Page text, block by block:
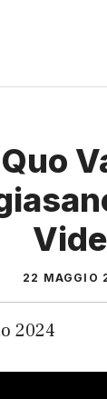
Quo
22 MAGGIO
2024